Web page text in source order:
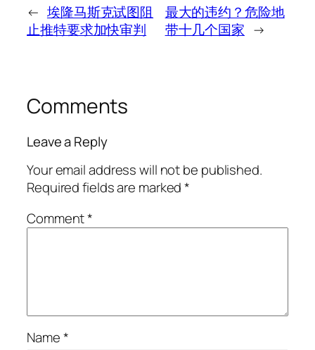
← 埃隆马斯克试图阻
止推特要求加快审判
最大的违约？危险地
带十几个国家 →
Comments
Leave a Reply
Your email address will not be published.
Required fields are marked*
Comment*
Name*